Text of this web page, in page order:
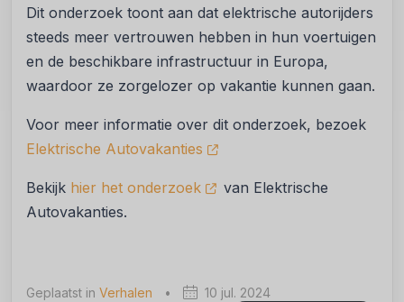
Dit onderzoek toont aan dat elektrische autorijders
steeds meer vertrouwen hebben in hun voertuigen
en de beschikbare infrastructuur in Europa,
waardoor ze zorgelozer op vakantie kunnen gaan.
Voor meer informatie over dit onderzoek, bezoek
Elektrische Autovakanties
Bekijk hier het onderzoek
van Elektrische
Autovakanties.
Geplaatst in Verhalen • 10 jul. 2024